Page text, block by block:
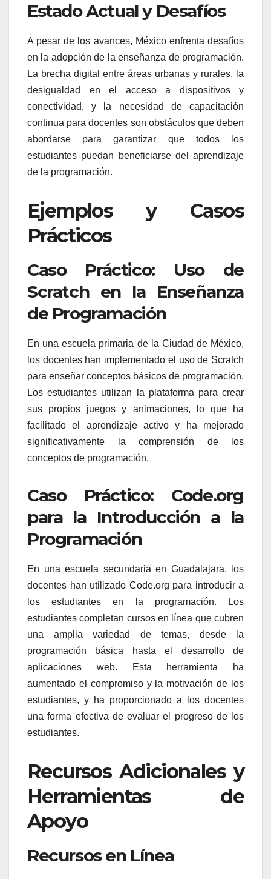
Estado Actual y Desafíos
A pesar de los avances, México enfrenta desafíos
en la adopción de la enseñanza de programación.
La brecha digital entre áreas urbanas y rurales, la
desigualdad en el acceso a dispositivos y
conectividad, y la necesidad de capacitación
continua para docentes son obstáculos que deben
abordarse para garantizar que todos los
estudiantes puedan beneficiarse del aprendizaje
de la programación.
Ejemplos y Casos
Prácticos
Caso Práctico: Uso de
Scratch en la Enseñanza
de Programación
En una escuela primaria de la Ciudad de México,
los docentes han implementado el uso de Scratch
para enseñar conceptos básicos de programación.
Los estudiantes utilizan la plataforma para crear
sus propios juegos y animaciones, lo que ha
facilitado el aprendizaje activo y ha mejorado
significativamente la comprensión de los
conceptos de programación.
Caso Práctico: Code.org
para la Introducción a la
Programación
En una escuela secundaria en Guadalajara, los
docentes han utilizado Code.org para introducir a
los estudiantes en la programación. Los
estudiantes completan cursos en línea que cubren
una amplia variedad de temas, desde la
programación básica hasta el desarrollo de
aplicaciones web. Esta herramienta ha
aumentado el compromiso y la motivación de los
estudiantes, y ha proporcionado a los docentes
una forma efectiva de evaluar el progreso de los
estudiantes.
Recursos Adicionales y
Herramientas de
Apoyo
Recursos en Línea